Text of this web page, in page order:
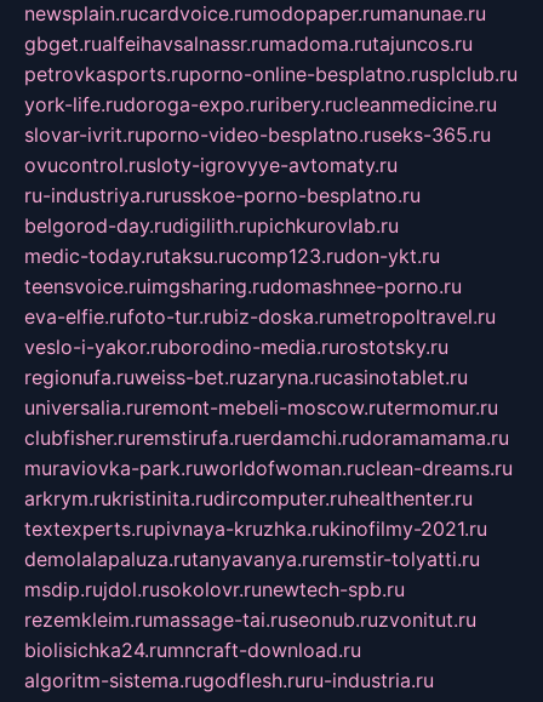
newsplain.rucardvoice.rumodopaper.rumanunae.ru
gbget.rualfeihavsalnassr.rumadoma.rutajuncos.ru
petrovkasports.ruporno-online-besplatno.rusplclub.ru
york-life.rudoroga-expo.ruribery.rucleanmedicine.ru
slovar-ivrit.ruporno-video-besplatno.ruseks-365.ru
ovucontrol.rusloty-igrovyye-avtomaty.ru
ru-industriya.rurusskoe-porno-besplatno.ru
belgorod-day.rudigilith.rupichkurovlab.ru
medic-today.rutaksu.rucomp123.rudon-ykt.ru
teensvoice.ruimgsharing.rudomashnee-porno.ru
eva-elfie.rufoto-tur.rubiz-doska.rumetropoltravel.ru
veslo-i-yakor.ruborodino-media.rurostotsky.ru
regionufa.ruweiss-bet.ruzaryna.rucasinotablet.ru
universalia.ruremont-mebeli-moscow.rutermomur.ru
clubfisher.ruremstirufa.ruerdamchi.rudoramamama.ru
muraviovka-park.ruworldofwoman.ruclean-dreams.ru
arkrym.rukristinita.rudircomputer.ruhealthenter.ru
textexperts.rupivnaya-kruzhka.rukinofilmy-2021.ru
demolalapaluza.rutanyavanya.ruremstir-tolyatti.ru
msdip.rujdol.rusokolovr.runewtech-spb.ru
rezemkleim.rumassage-tai.ruseonub.ruzvonitut.ru
biolisichka24.rumncraft-download.ru
algoritm-sistema.rugodflesh.ruru-industria.ru